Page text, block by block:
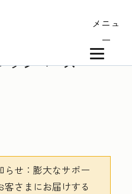
メニュ
ー
ッジベース
らせ ：膨大なサポー
客さまにお届けする